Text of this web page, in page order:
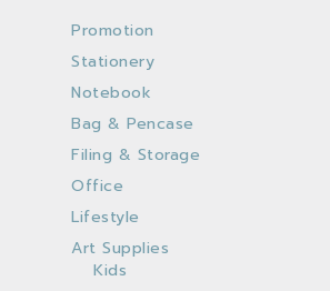
Promotion
Stationery
Notebook
Bag & Pencase
Filing & Storage
Office
Lifestyle
Art Supplies
Kids